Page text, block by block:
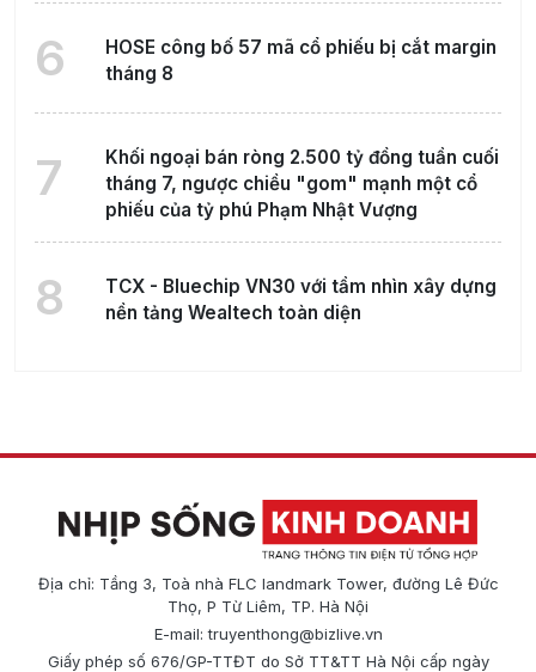
6
HOSE công bố 57 mã cổ phiếu bị cắt margin
tháng 8
7
Khối ngoại bán ròng 2.500 tỷ đồng tuần cuối
tháng 7, ngược chiều "gom" mạnh một cổ
phiếu của tỷ phú Phạm Nhật Vượng
8
TCX - Bluechip VN30 với tầm nhìn xây dựng
nền tảng Wealtech toàn diện
Địa chỉ: Tầng 3, Toà nhà FLC landmark Tower, đường Lê Đức
Thọ, P Từ Liêm, TP. Hà Nội
E-mail:truyenthong@bizlive.vn
Giấy phép số 676/GP-TTĐT do Sở TT&TT Hà Nội cấp ngày